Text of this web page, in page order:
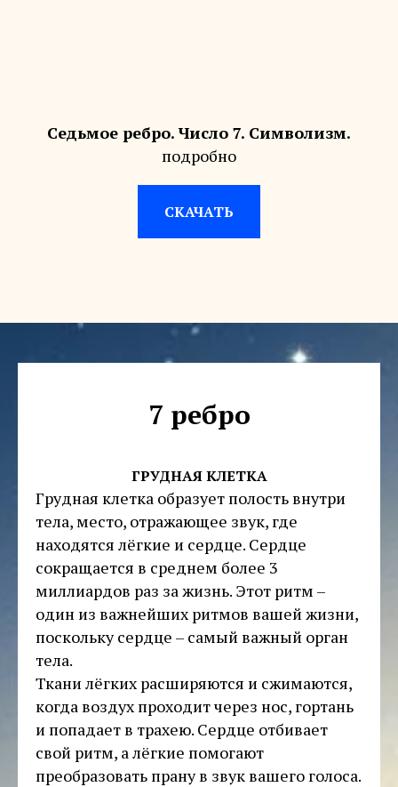
Седьмое ребро. Число 7. Символизм.
подробно
СКАЧАТЬ
7 ребро
ГРУДНАЯ КЛЕТКА
Грудная клетка образует полость внутри
тела, место, отражающее звук, где
находятся лёгкие и сердце. Сердце
сокращается в среднем более 3
миллиардов раз за жизнь. Этот ритм –
один из важнейших ритмов вашей жизни,
поскольку сердце – самый важный орган
тела.
Ткани лёгких расширяются и сжимаются,
когда воздух проходит через нос, гортань
и попадает в трахею. Сердце отбивает
свой ритм, а лёгкие помогают
преобразовать прану в звук вашего голоса.